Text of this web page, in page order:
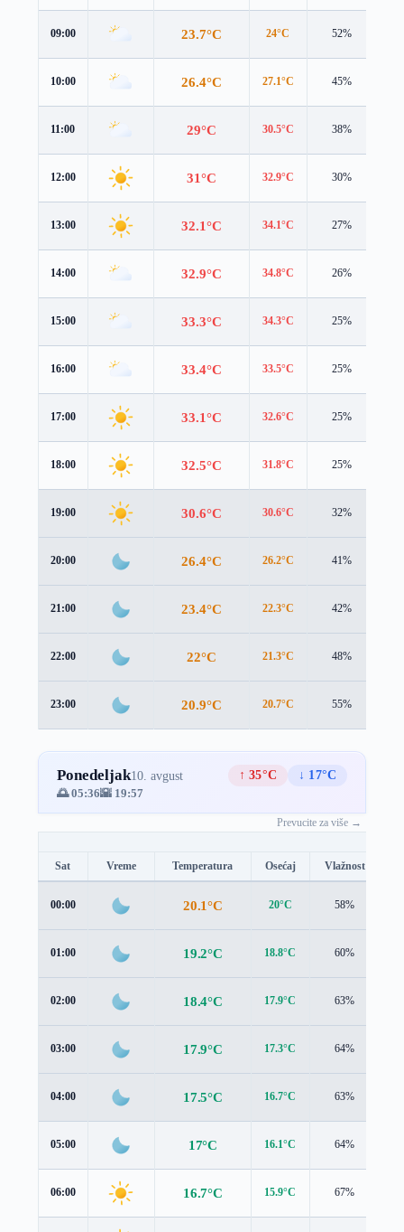
09:00 23.7°C 24°C 52%
10:00 26.4°C 27.1°C 45%
11:00 29°C 30.5°C 38%
12:00 31°C 32.9°C 30%
13:00 32.1°C 34.1°C 27%
14:00 32.9°C 34.8°C 26%
15:00 33.3°C 34.3°C 25%
16:00 33.4°C 33.5°C 25%
17:00 33.1°C 32.6°C 25%
18:00 32.5°C 31.8°C 25%
19:00 30.6°C 30.6°C 32%
20:00 26.4°C 26.2°C 41%
21:00 23.4°C 22.3°C 42%
22:00 22°C 21.3°C 48%
23:00 20.9°C 20.7°C 55%
Ponedeljak10. avgust ↑ 35°C
↓ 17°C
🌅 05:36🌇 19:57
Prevucite za više →
Sat Vreme Temperatura Osećaj Vlažnost
00:00 20.1°C 20°C 58%
01:00 19.2°C 18.8°C 60%
02:00 18.4°C 17.9°C 63%
03:00 17.9°C 17.3°C 64%
04:00 17.5°C 16.7°C 63%
05:00 17°C 16.1°C 64%
06:00 16.7°C 15.9°C 67%